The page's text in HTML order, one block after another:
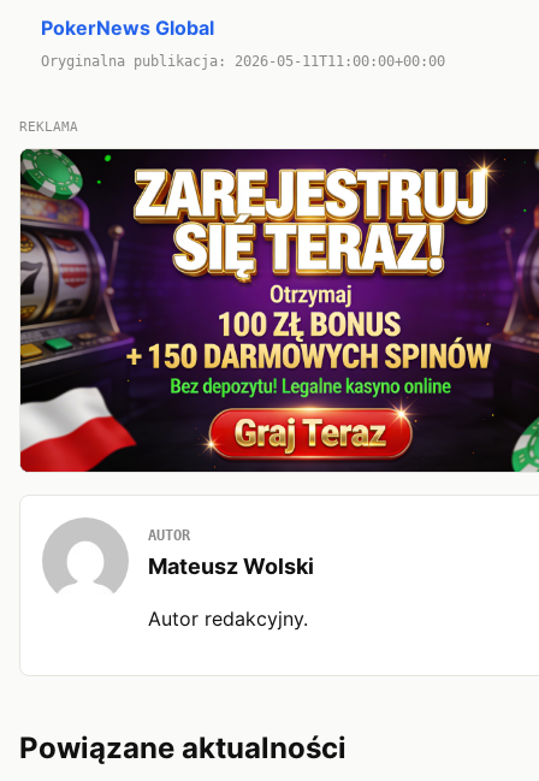
PokerNews Global
Oryginalna publikacja: 2026-05-11T11:00:00+00:00
REKLAMA
AUTOR
Mateusz Wolski
Autor redakcyjny.
Powiązane aktualności